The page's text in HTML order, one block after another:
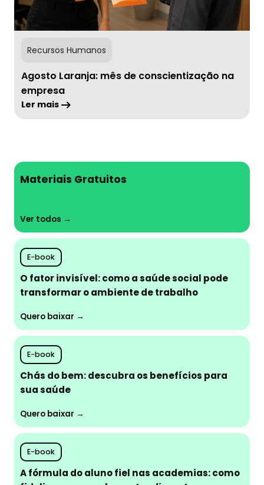
Recursos Humanos
Agosto Laranja: mês de conscientização na
empresa
Ler mais
Materiais Gratuitos
Ver todos →
E-book
O fator invisível: como a saúde social pode
transformar o ambiente de trabalho
Quero baixar →
E-book
Chás do bem: descubra os benefícios para
sua saúde
Quero baixar →
E-book
A fórmula do aluno fiel nas academias: como